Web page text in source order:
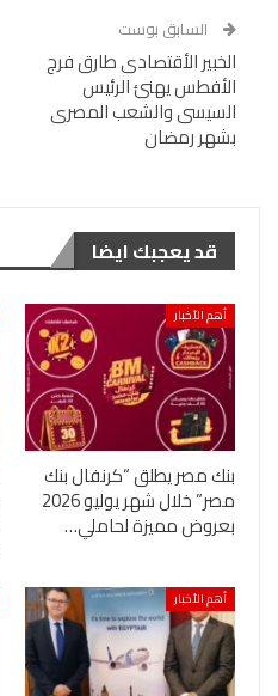
السابق بوست
الخبير الأقتصادى طارق فرج
الأفطس يهنئ الرئيس
السيسى والشعب المصرى
بشهر رمضان
قد يعجبك ايضا
أهم الأخبار
بنك مصر يطلق “كرنفال بنك
مصر” خلال شهر يوليو 2026
بعروض مميزة لحاملي…
أهم الأخبار